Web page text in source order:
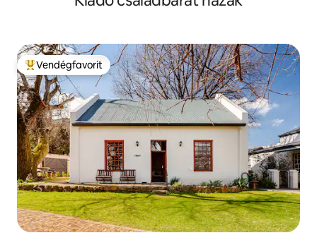
Kiemelt vendégfavorit
Vendégfavorit